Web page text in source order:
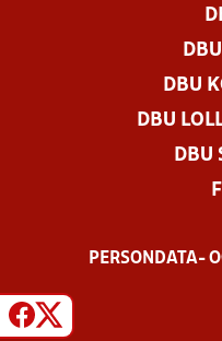
DBU
DBU
DBU
PERSONDATA-